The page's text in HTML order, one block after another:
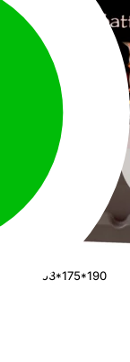
950А 353*175*190